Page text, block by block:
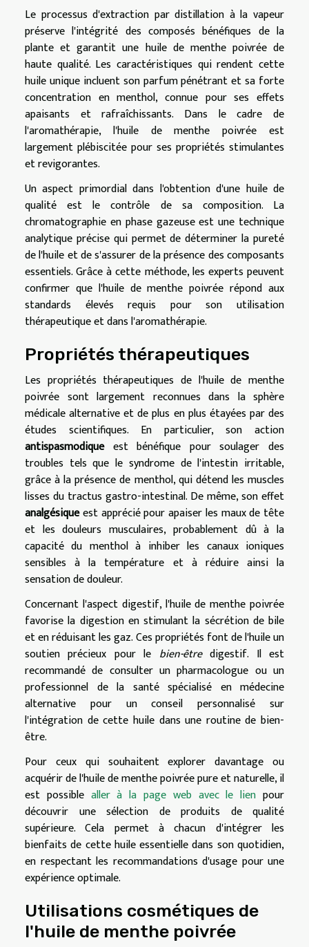
Le processus d'extraction par distillation à la vapeur
préserve l'intégrité des composés bénéfiques de la
plante et garantit une huile de menthe poivrée de
haute qualité. Les caractéristiques qui rendent cette
huile unique incluent son parfum pénétrant et sa forte
concentration en menthol, connue pour ses effets
apaisants et rafraîchissants. Dans le cadre de
l'aromathérapie, l'huile de menthe poivrée est
largement plébiscitée pour ses propriétés stimulantes
et revigorantes.
Un aspect primordial dans l'obtention d'une huile de
qualité est le contrôle de sa composition. La
chromatographie en phase gazeuse est une technique
analytique précise qui permet de déterminer la pureté
de l'huile et de s'assurer de la présence des composants
essentiels. Grâce à cette méthode, les experts peuvent
confirmer que l'huile de menthe poivrée répond aux
standards élevés requis pour son utilisation
thérapeutique et dans l'aromathérapie.
Propriétés thérapeutiques
Les propriétés thérapeutiques de l'huile de menthe
poivrée sont largement reconnues dans la sphère
médicale alternative et de plus en plus étayées par des
études scientifiques. En particulier, son action
antispasmodiqueest bénéfique pour soulager des
troubles tels que le syndrome de l'intestin irritable,
grâce à la présence de menthol, qui détend les muscles
lisses du tractus gastro-intestinal. De même, son effet
analgésiqueest apprécié pour apaiser les maux de tête
et les douleurs musculaires, probablement dû à la
capacité du menthol à inhiber les canaux ioniques
sensibles à la température et à réduire ainsi la
sensation de douleur.
Concernant l'aspect digestif, l'huile de menthe poivrée
favorise la digestion en stimulant la sécrétion de bile
et en réduisant les gaz. Ces propriétés font de l'huile un
soutien précieux pour le bien-êtredigestif. Il est
recommandé de consulter un pharmacologue ou un
professionnel de la santé spécialisé en médecine
alternative pour un conseil personnalisé sur
l'intégration de cette huile dans une routine de bien-
être.
Pour ceux qui souhaitent explorer davantage ou
acquérir de l'huile de menthe poivrée pure et naturelle, il
est possible aller à la page web avec le lien pour
découvrir une sélection de produits de qualité
supérieure. Cela permet à chacun d'intégrer les
bienfaits de cette huile essentielle dans son quotidien,
en respectant les recommandations d'usage pour une
expérience optimale.
Utilisations cosmétiques de
l'huile de menthe poivrée